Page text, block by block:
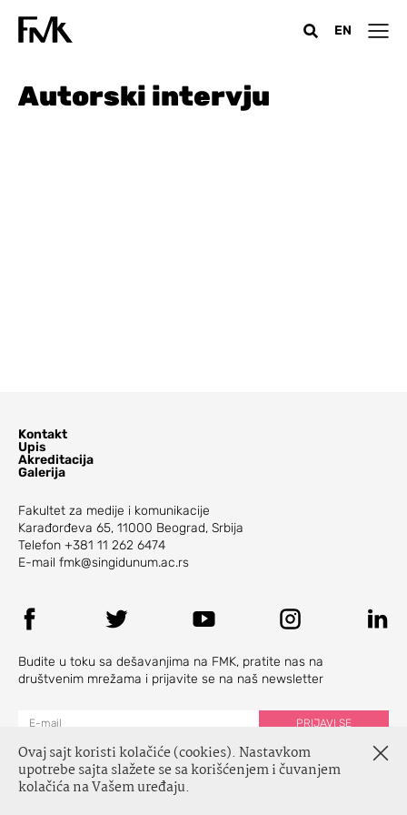
EN
Autorski intervju
Ovaj sajt koristi kolačiće (cookies). Nastavkom
upotrebe sajta slažete se sa korišćenjem i čuvanjem
kolačića na Vašem uređaju.
Kontakt
Upis
Akreditacija
Galerija
Fakultet za medije i komunikacije
Karađorđeva 65, 11000 Beograd, Srbija
Telefon +381 11 262 6474
E-mail fmk@singidunum.ac.rs
Budite u toku sa dešavanjima na FMK, pratite nas na
društvenim mrežama i prijavite se na naš newsletter
© Fakultet za medije i komunikacije, 2026